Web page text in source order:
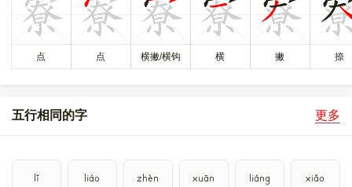
00005BEE，UTF-8：E5 AF AE。
〔寮〕字在 《通用规范汉字表》 二级字表 6008
点 点 横撇/横钩 横 撇 捺
五行相同的字 更多
lǐ liáo zhèn xuān liáng xiǎo